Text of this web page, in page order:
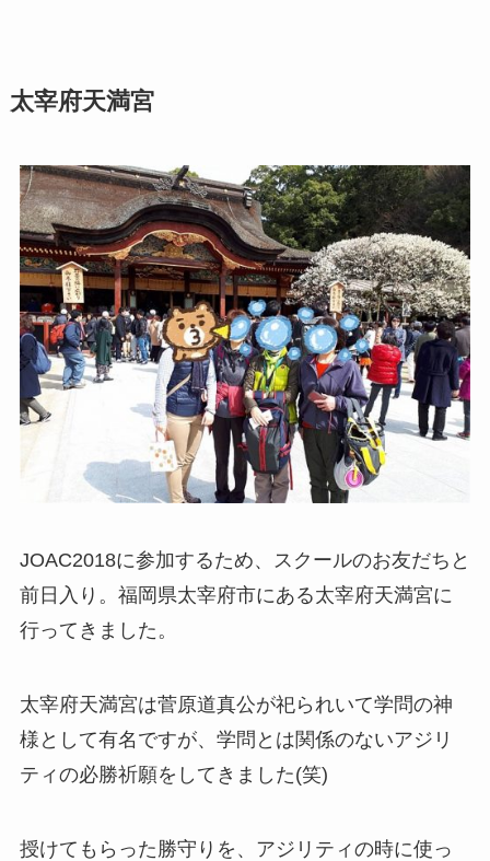
太宰府天満宮
JOAC2018に参加するため、スクールのお友だちと
前日入り。福岡県太宰府市にある太宰府天満宮に
行ってきました。
太宰府天満宮は菅原道真公が祀られいて学問の神
様として有名ですが、学問とは関係のないアジリ
ティの必勝祈願をしてきました(笑)
授けてもらった勝守りを、アジリティの時に使っ